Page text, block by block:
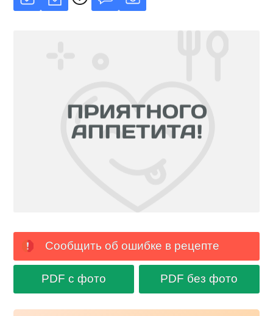
Сообщить об ошибке в рецепте
PDF с фото PDF без фото